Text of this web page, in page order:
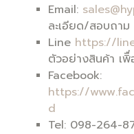
Email:
ละเอียด/สอบถา
Line https://
ตัวอย่างสินค้า เพิื่
Facebook:
https://
d
Tel: 098-264-